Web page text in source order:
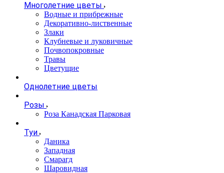
Многолетние цветы
Водные и прибрежные
Декоративно-лиственные
Злаки
Клубневые и луковичные
Почвопокровные
Травы
Цветущие
Однолетние цветы
Розы
Роза Канадская Парковая
Туи
Даника
Западная
Смарагд
Шаровидная